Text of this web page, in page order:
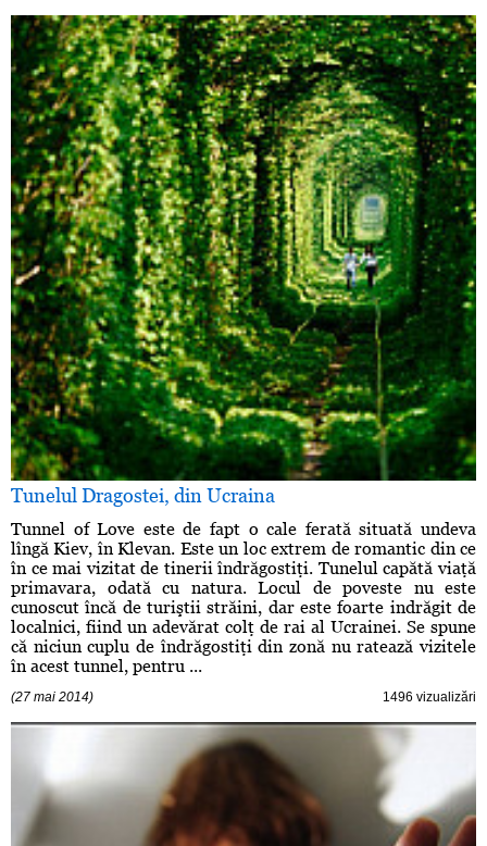
Tunelul Dragostei, din Ucraina
Tunnel of Love este de fapt o cale ferată situată undeva
lîngă Kiev, în Klevan. Este un loc extrem de romantic din ce
în ce mai vizitat de tinerii îndrăgostiţi. Tunelul capătă viaţă
primavara, odată cu natura. Locul de poveste nu este
cunoscut încă de turiştii străini, dar este foarte indrăgit de
localnici, fiind un adevărat colţ de rai al Ucrainei. Se spune
că niciun cuplu de îndrăgostiţi din zonă nu ratează vizitele
în acest tunnel, pentru ...
(27 mai 2014) 1496 vizualizări